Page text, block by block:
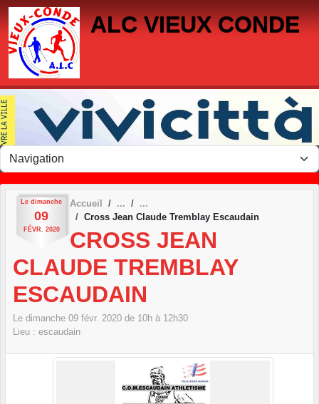
ALC VIEUX CONDE
Le dimanche
09
FÉVR. 2020
Accueil
Cross Jean Claude Tremblay Escaudain
CROSS JEAN
CLAUDE TREMBLAY
ESCAUDAIN
Le dimanche 09 févr. 2020 de 10h à 12h30
Lieu : escaudain
Panneau de gestion des cookies